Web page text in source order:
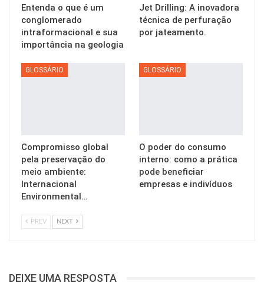
Entenda o que é um
conglomerado
intraformacional e sua
importância na geologia
Jet Drilling: A inovadora
técnica de perfuração
por jateamento.
GLOSSÁRIO
Compromisso global
pela preservação do
meio ambiente:
Internacional
Environmental…
GLOSSÁRIO
O poder do consumo
interno: como a prática
pode beneficiar
empresas e indivíduos
PREV NEXT
DEIXE UMA RESPOSTA